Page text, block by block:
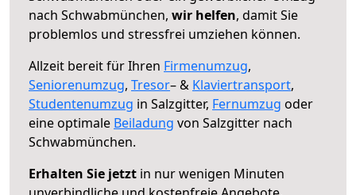
nach Schwabmünchen, wir helfen, damit Sie
problemlos und stressfrei umziehen können.
Allzeit bereit für Ihren Firmenumzug,
Seniorenumzug, Tresor– & Klaviertransport,
Studentenumzug in Salzgitter, Fernumzug oder
eine optimale Beiladung von Salzgitter nach
Schwabmünchen.
Erhalten Sie jetzt in nur wenigen Minuten